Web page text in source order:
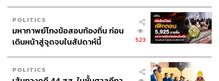
POLITICS
มหากาพย์โกงข้อสอบท้องถิ่น ก่อน
เดินหน้าสู่จุดจบในสัปดาห์นี้
523
POLITICS